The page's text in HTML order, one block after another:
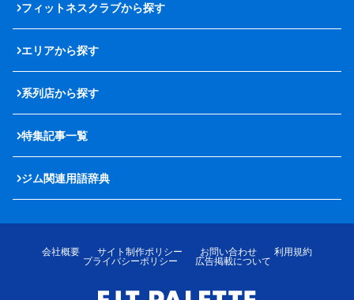
フィットネスクラブから探す
エリアから探す
系列店から探す
特集記事一覧
ジム関連用語辞典
会社概要 サイト制作ポリシー お問い合わせ
利用規約
プライバシーポリシー
広告掲載について